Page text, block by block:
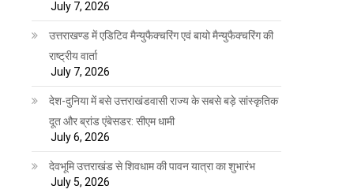
July 7, 2026
उत्तराखण्ड में एडिटिव मैन्युफैक्चरिंग एवं बायो मैन्युफैक्चरिंग की
राष्ट्रीय वार्ता
July 7, 2026
देश-दुनिया में बसे उत्तराखंडवासी राज्य के सबसे बड़े सांस्कृतिक
दूत और ब्रांड एंबेसडर: सीएम धामी
July 6, 2026
देवभूमि उत्तराखंड से शिवधाम की पावन यात्रा का शुभारंभ
July 5, 2026